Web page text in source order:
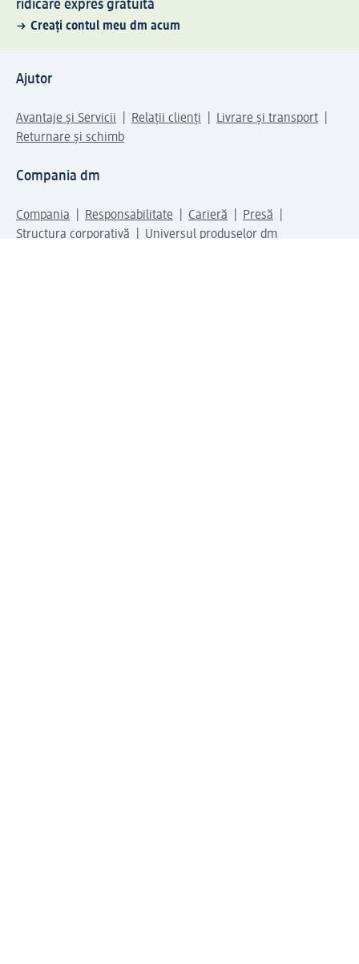
ridicare expres gratuită
Creați contul meu dm acum
Ajutor
Avantaje și Servicii Relații clienți
Livrare și transport
Returnare și schimb
Compania dm
Compania Responsabilitate Carieră
Presă
Structura corporativă
Universul produselor dm